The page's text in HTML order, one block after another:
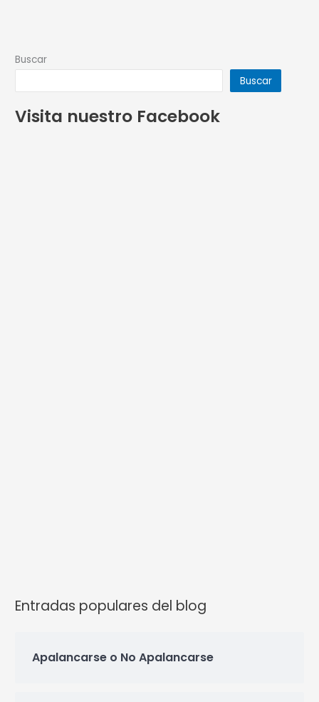
Buscar
Buscar
Visita nuestro Facebook
Entradas populares del blog
Apalancarse o No Apalancarse